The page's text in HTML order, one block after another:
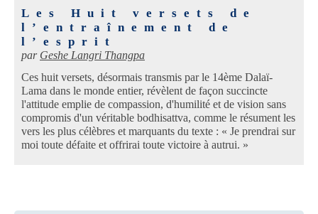
Les Huit versets de
l’entraînement de
l’esprit
par Geshe Langri Thangpa
Ces huit versets, désormais transmis par le 14ème Dalaï-
Lama dans le monde entier, révèlent de façon succincte
l'attitude emplie de compassion, d'humilité et de vision sans
compromis d'un véritable bodhisattva, comme le résument les
vers les plus célèbres et marquants du texte : « Je prendrai sur
moi toute défaite et offrirai toute victoire à autrui. »